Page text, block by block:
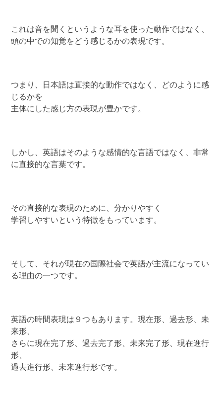
これは音を聞くというような耳を使った動作ではなく、
頭の中での知覚をどう感じるかの表現です。
つまり、日本語は直接的な動作ではなく、どのように感
じるかを
主体にした感じ方の表現が豊かです。
しかし、英語はそのような感情的な言語ではなく、非常
に直接的な言葉です。
その直接的な表現のために、分かりやすく
学習しやすいという特徴をもっています。
そして、それが現在の国際社会で英語が主流になってい
る理由の一つです。
英語の時間表現は９つもあります。現在形、過去形、未
来形、
さらに現在完了形、過去完了形、未来完了形、現在進行
形、
過去進行形、未来進行形です。